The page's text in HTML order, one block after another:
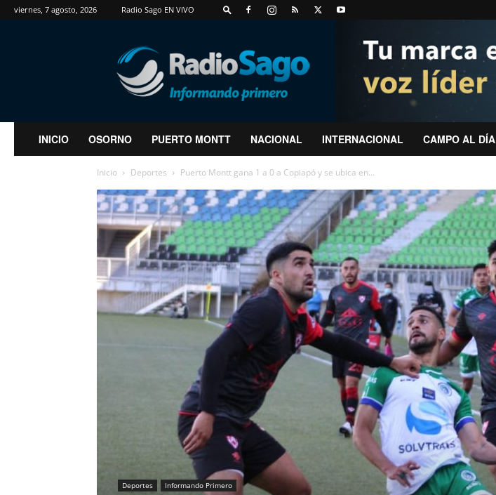
viernes, 7 agosto, 2026 Radio Sago EN VIVO
RadioSago
INICIO OSORNO PUERTO MONTT NACIONAL INTERNACIONAL CAMPO AL DÍA
Inicio Deportes Puerto Montt gana 1 a 0 a Copiapó y se ubica en...
Deportes Informando Primero